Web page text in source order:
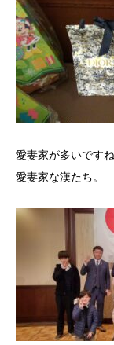
愛妻家が多いですね
愛妻家な漢たち。